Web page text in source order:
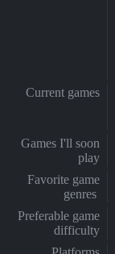
Current games
Games I'll soon
play
Favorite game
genres
Preferable game
difficulty